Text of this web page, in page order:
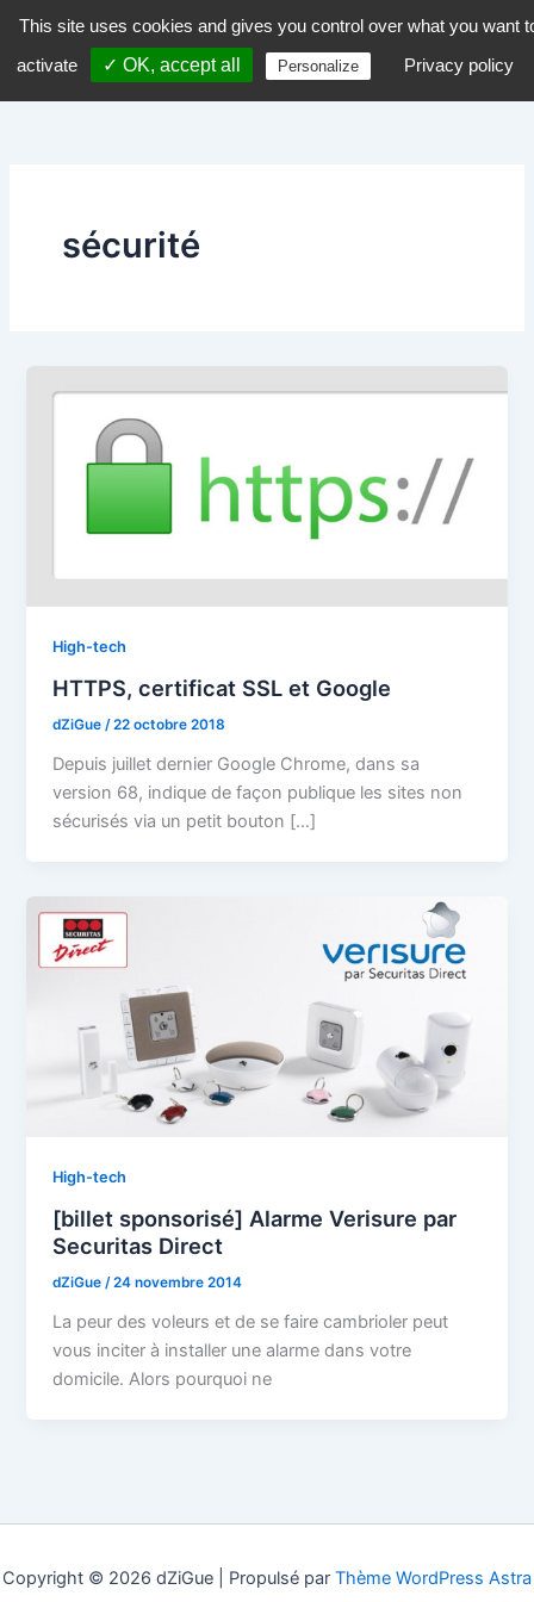
contenu
dZiGue
sécurité
High-tech
HTTPS, certificat SSL et Google
dZiGue/22 octobre 2018
Depuis juillet dernier Google Chrome, dans sa
version 68, indique de façon publique les sites non
sécurisés via un petit bouton […]
High-tech
[billet sponsorisé] Alarme Verisure par
Securitas Direct
dZiGue/24 novembre 2014
La peur des voleurs et de se faire cambrioler peut
vous inciter à installer une alarme dans votre
domicile. Alors pourquoi ne
Copyright © 2026 dZiGue | Propulsé par Thème WordPress Astra
This site uses cookies and gives you control over what you want
activate
✓ OK, accept all Personalize Privacy policy